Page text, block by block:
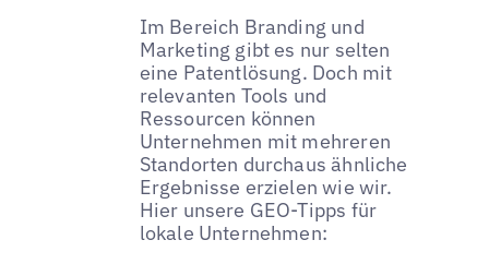
Im Bereich Branding und
Marketing gibt es nur selten
eine Patentlösung. Doch mit
relevanten Tools und
Ressourcen können
Unternehmen mit mehreren
Standorten durchaus ähnliche
Ergebnisse erzielen wie wir.
Hier unsere GEO-Tipps für
lokale Unternehmen: